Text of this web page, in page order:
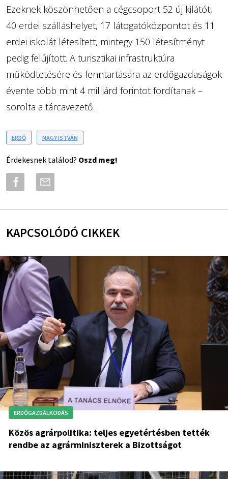
Ezeknek köszönhetően a cégcsoport 52 új kilátót,
40 erdei szálláshelyet, 17 látogatóközpontot és 11
erdei iskolát létesített, mintegy 150 létesítményt
pedig felújított. A turisztikai infrastruktúra
működtetésére és fenntartására az erdőgazdaságok
évente több mint 4 milliárd forintot fordítanak –
sorolta a tárcavezető.
ERDŐ NAGY ISTVÁN
Érdekesnek találod? Oszd meg!
KAPCSOLÓDÓ CIKKEK
ERDŐGAZDÁLKODÁS
Közös agrárpolitika: teljes egyetértésben tették
rendbe az agrárminiszterek a Bizottságot